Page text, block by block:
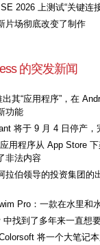
2026 上测试“关键连
片场彻底改变了制作
的突发新闻
其“应用程序”，在
功能
将于 9 月 4 日停产，
用程序从 App Store 下
非法内容
拉伯领导的投资集团的
Pro：一款在水里和
找到了多年来一直想
将一个大笔记